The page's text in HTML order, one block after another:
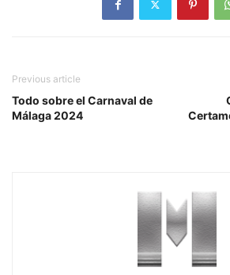
Previous article
Todo sobre el Carnaval de
Málaga 2024